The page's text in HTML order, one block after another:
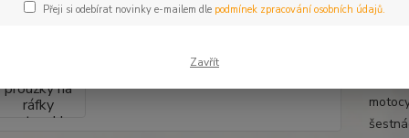
Přeji si odebírat novinky e-mailem dle podmínek zpracování osobních údajů.
Zavřít